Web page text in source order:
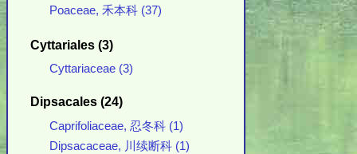
Poaceae, 禾本科 (37)
Cyttariales (3)
Cyttariaceae (3)
Dipsacales (24)
Caprifoliaceae, 忍冬科 (1)
Dipsacaceae, 川续断科 (1)